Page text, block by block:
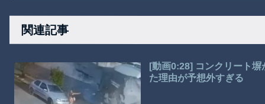
関連記事
[動画0:28] コンクリート
た理由が予想外すぎる